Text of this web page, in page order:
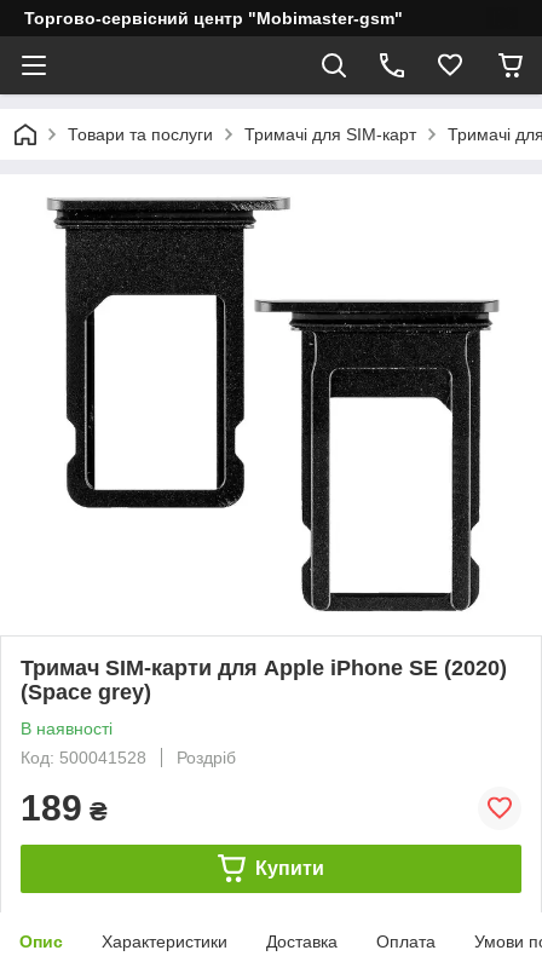
Торгово-сервісний центр "Mobimaster-gsm"
Товари та послуги Тримачі для SIM-карт Тримачі
Тримач SIM-карти для Apple iPhone SE (2020)
(Space grey)
В наявності
Код: 500041528
Роздріб
189 ₴
Купити
Опис Характеристики Доставка Оплата Умови